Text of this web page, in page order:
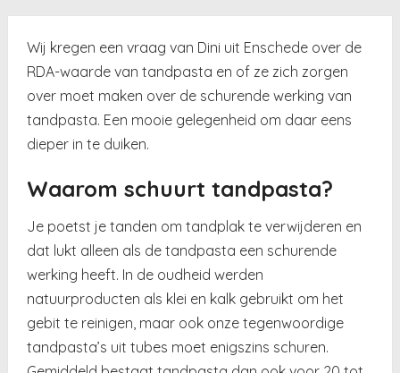
Wij kregen een vraag van Dini uit Enschede over de
RDA-waarde van tandpasta en of ze zich zorgen
over moet maken over de schurende werking van
tandpasta. Een mooie gelegenheid om daar eens
dieper in te duiken.
Waarom schuurt tandpasta?
Je poetst je tanden om tandplak te verwijderen en
dat lukt alleen als de tandpasta een schurende
werking heeft. In de oudheid werden
natuurproducten als klei en kalk gebruikt om het
gebit te reinigen, maar ook onze tegenwoordige
tandpasta’s uit tubes moet enigszins schuren.